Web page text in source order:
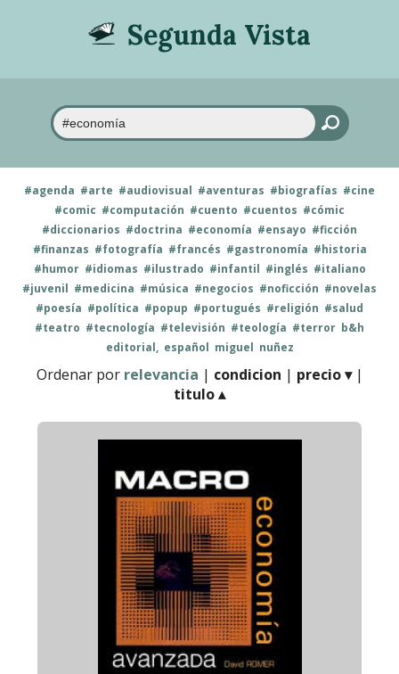
Segunda Vista
#agenda #arte #audiovisual #aventuras #biografías #cine
#comic #computación #cuento #cuentos #cómic
#diccionarios #doctrina #economía #ensayo #ficción
#finanzas #fotografía #francés #gastronomía #historia
#humor #idiomas #ilustrado #infantil #inglés #italiano
#juvenil #medicina #música #negocios #noficción #novelas
#poesía #política #popup #portugués #religión #salud
#teatro #tecnología #televisión #teología #terror b&h
editorial, español miguel nuñez
Ordenar por relevancia | condicion | precio ▾|
titulo ▴